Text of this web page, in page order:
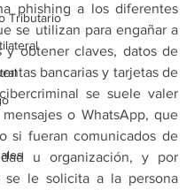
Tributario
phishing a los diferentes
se utilizan para engañar a
y obtener claves, datos de
bancarias y tarjetas de
se suele valer
o WhatsApp, que
si fueran comunicados de
u organización, y por
se le solicita a la persona